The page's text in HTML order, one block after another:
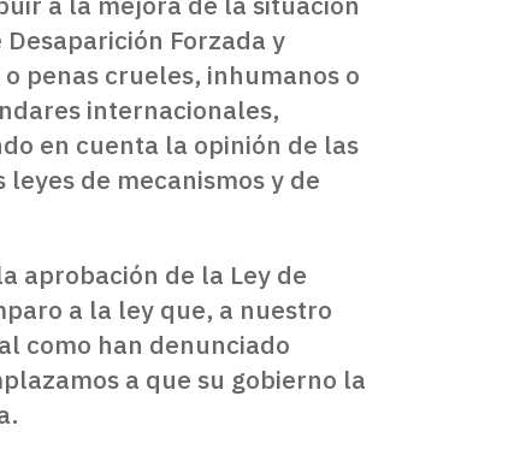
Forzada y
penas crueles, inhumanos o
internacionales,
en cuenta la opinión de las
de mecanismos y de
aprobación de la Ley de
a la ley que, a nuestro
como han denunciado
a que su gobierno la